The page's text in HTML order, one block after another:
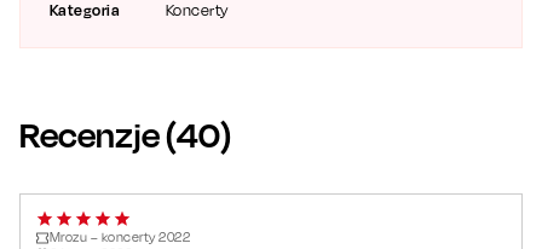
Kategoria Koncerty
Recenzje (40)
Mrozu – koncerty 2022